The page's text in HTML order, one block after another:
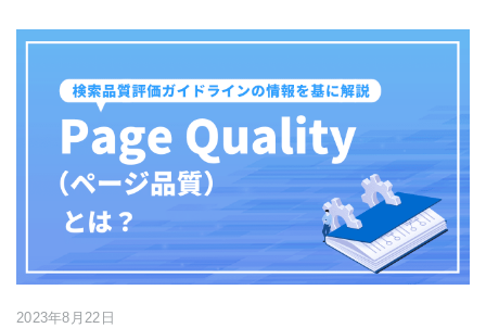
2023年8月22日